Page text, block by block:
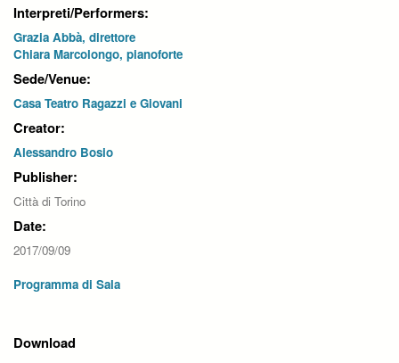
Interpreti/Performers:
Grazia Abbà, direttore
Chiara Marcolongo, pianoforte
Sede/Venue:
Casa Teatro Ragazzi e Giovani
Creator:
Alessandro Bosio
Publisher:
Città di Torino
Date:
2017/09/09
Programma di Sala
Download